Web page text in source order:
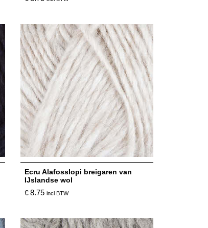
Ecru Alafosslopi breigaren van
IJslandse wol
€8.75 incl BTW